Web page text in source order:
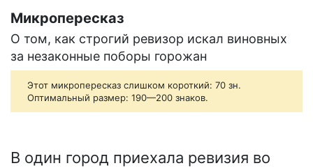
Микропересказ
О том, как строгий ревизор искал виновных
за незаконные поборы горожан
Этот микропересказ слишком короткий: 70 зн.
Оптимальный размер: 190—200 знаков.
В один город приехала ревизия во